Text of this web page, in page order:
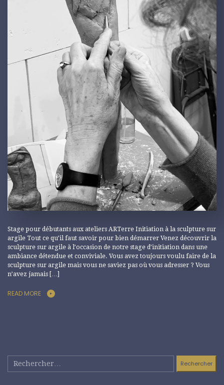
Stage pour débutants aux ateliers ARTerre Initiation à la sculpture sur
argile Tout ce qu’il faut savoir pour bien démarrer Venez découvrir la
sculpture sur argile à l’occasion de notre stage d’initiation dans une
ambiance détendue et conviviale. Vous avez toujours voulu faire de la
sculpture sur argile mais vous ne saviez pas où vous adresser ? Vous
n’avez jamais […]
READ MORE